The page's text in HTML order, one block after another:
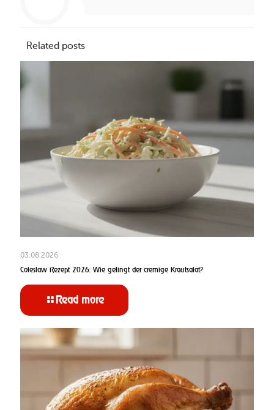
Related posts
03.08.2026
Coleslaw Rezept 2026: Wie gelingt der cremige Krautsalat?
Read more